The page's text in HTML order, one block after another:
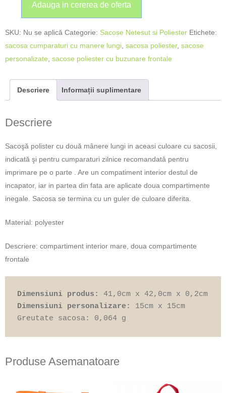
Adauga in cererea de oferta
SKU: Nu se aplică Categorie: Sacose Netesut si Poliester Etichete:
sacosa cumparaturi cu manere lungi, sacosa poliester, sacose
personalizate, sacose poliester cu buzunare frontale
Descriere Informații suplimentare
Descriere
Sacoşă polister cu două mânere lungi in aceasi culoare cu sacosii,
indicată şi pentru cumparaturi zilnice recomandată pentru
imprimare pe o parte . Are un compatiment interior destul de
incapator, iar in partea din fata are aplicate doua compartimente
inegale. Sacosa se termina cu un guler de culoare diferita.
Material: polyester
Descriere: compartiment interior mare, doua compartimente
frontale
Dimensiuni produs:
Dimensiuni personalizare: 15cm x 15cm
Greutate sacosa: 0,064 g
Produse Asemanatoare